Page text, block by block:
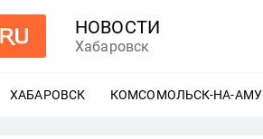
НОВОСТИ
Хабаровск
ХАБАРОВСК ЕЩЕ
КОМСОМОЛЬСК-НА-